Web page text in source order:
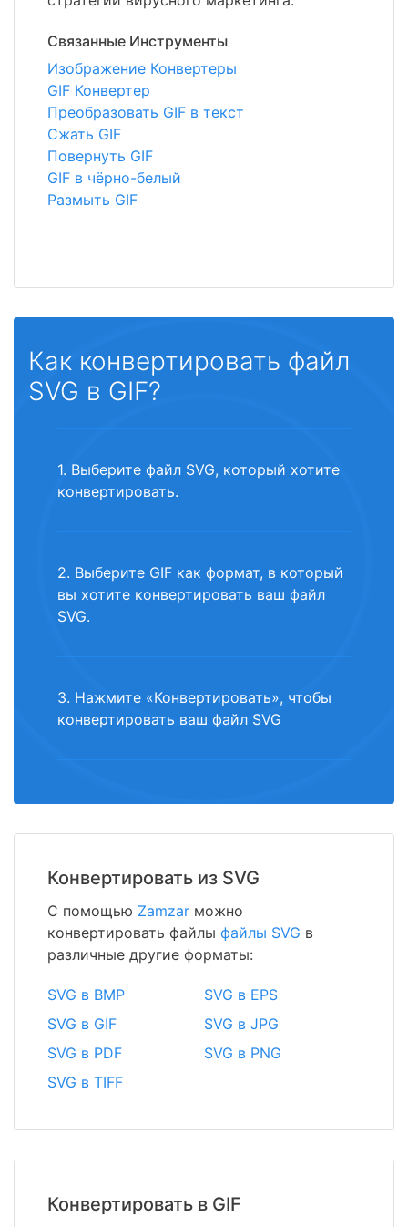
Связанные Инструменты
Изображение Конвертеры
GIF Конвертер
Преобразовать GIF в текст
Сжать GIF
Повернуть GIF
GIF в чёрно-белый
Размыть GIF
Как конвертировать файл
SVG в GIF?
1. Выберите файл SVG, который хотите
конвертировать.
2. Выберите GIF как формат, в который
вы хотите конвертировать ваш файл
SVG.
3. Нажмите «Конвертировать», чтобы
конвертировать ваш файл SVG
Конвертировать из SVG
С помощью Zamzar можно
конвертировать файлы файлы SVG в
различные другие форматы:
SVG в BMP
SVG в EPS
SVG в GIF
SVG в JPG
SVG в PDF
SVG в PNG
SVG в TIFF
Конвертировать в GIF